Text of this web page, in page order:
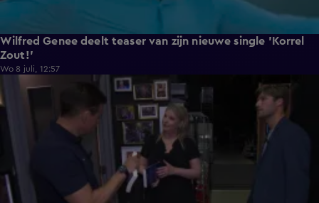
Wilfred Genee deelt teaser van zijn nieuwe single 'Korrel
Zout!'
Wo 8 juli, 12:57